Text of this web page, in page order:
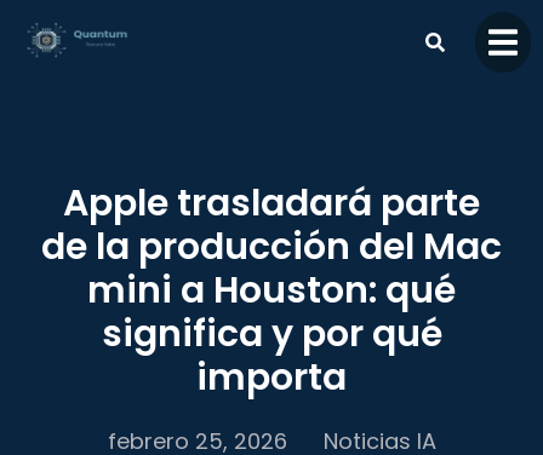
contenido
Apple trasladará parte
de la producción del Mac
mini a Houston: qué
significa y por qué
importa
febrero 25, 2026 Noticias IA